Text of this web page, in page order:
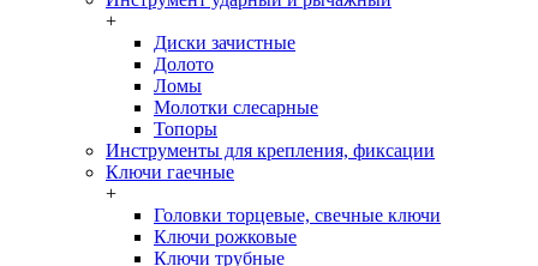
+
Диски зачистные
Долото
Ломы
Молотки слесарные
Топоры
Инструменты для крепления, фиксации
Ключи гаечные
+
Головки торцевые, свечные ключи
Ключи рожковые
Ключи трубные